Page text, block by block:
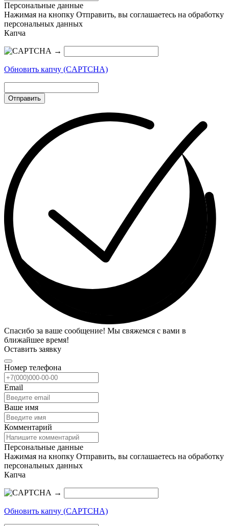
Персональные данные
Нажимая на кнопку Отправить, вы соглашаетесь на обработку
персональных данных
Капча
→
Обновить капчу (CAPTCHA)
Отправить
Спасибо за ваше сообщение! Мы свяжемся с вами в
ближайшее время!
Оставить заявку
Номер телефона
Email
Ваше имя
Комментарий
Персональные данные
Нажимая на кнопку Отправить, вы соглашаетесь на обработку
персональных данных
Капча
→
Обновить капчу (CAPTCHA)